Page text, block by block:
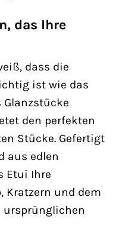
das Ihre
dass die
ist wie das
den perfekten
Stücke. Gefertigt
aus edlen
Etui Ihre
Kratzern und dem
ursprünglichen